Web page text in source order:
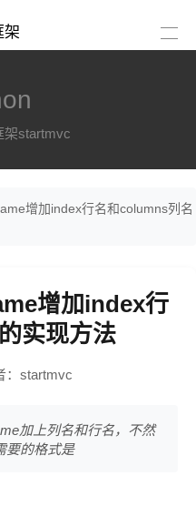
架
架startmvc
增加index行名和columns列名
增加index行
实现方法
：startmvc
加上列名和行名，不然
要的格式是